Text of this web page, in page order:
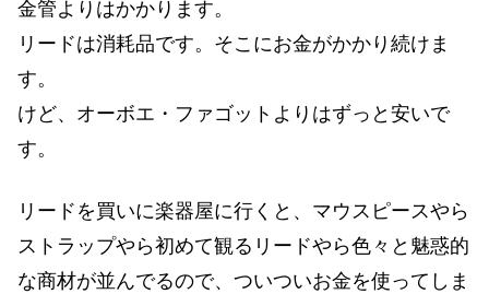
金管よりはかかります。
リードは消耗品です。そこにお金がかかり続けま
す。
けど、オーボエ・ファゴットよりはずっと安いで
す。
リードを買いに楽器屋に行くと、マウスピースやら
ストラップやら初めて観るリードやら色々と魅惑的
な商材が並んでるので、ついついお金を使ってしま